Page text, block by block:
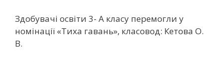
Здобувачі освіти 3- А класу перемогли у
номінації «Тиха гавань», класовод: Кетова О.
В.